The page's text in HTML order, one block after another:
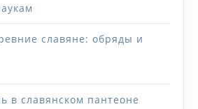
славяне: обряды и
в славянском пантеоне